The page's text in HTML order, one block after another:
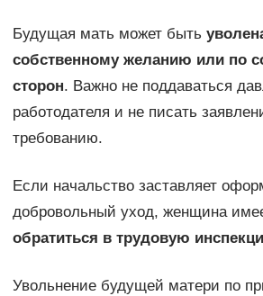
Будущая мать может быть
собственному желанию или по
сторон. Важно не поддаваться
работодателя и не писать
требованию.
Если начальство заставляет
добровольный уход, женщина
обратиться в трудовую
Увольнение будущей матери по